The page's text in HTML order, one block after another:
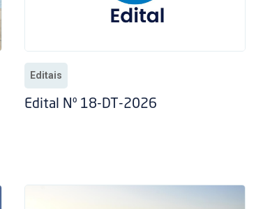
Editais
Edital Nº 18-DT-2026